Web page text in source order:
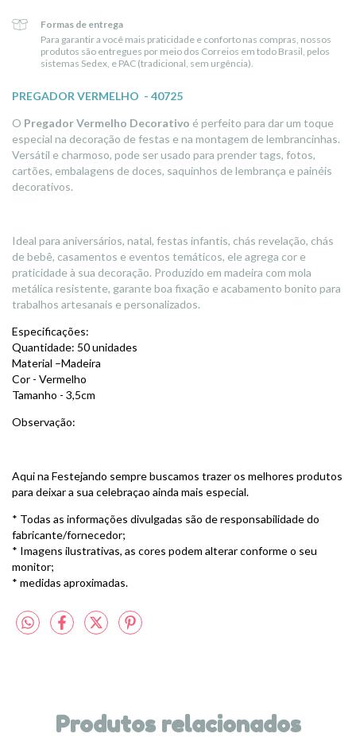
Formas de entrega
Para garantir a você mais praticidade e conforto nas compras, nossos
produtos são entregues por meio dos Correios em todo Brasil, pelos
sistemas Sedex, e PAC (tradicional, sem urgência).
PREGADOR VERMELHO - 40725
O Pregador Vermelho Decorativo é perfeito para dar um toque
especial na decoração de festas e na montagem de lembrancinhas.
Versátil e charmoso, pode ser usado para prender tags, fotos,
cartões, embalagens de doces, saquinhos de lembrança e painéis
decorativos.
Ideal para aniversários, natal, festas infantis, chás revelação, chás
de bebê, casamentos e eventos temáticos, ele agrega cor e
praticidade à sua decoração. Produzido em madeira com mola
metálica resistente, garante boa fixação e acabamento bonito para
trabalhos artesanais e personalizados.
Especificações:
Quantidade: 50 unidades
Material –Madeira
Cor - Vermelho
Tamanho - 3,5cm
Observação:
Aqui na Festejando sempre buscamos trazer os melhores produtos
para deixar a sua celebraçao ainda mais especial.
* Todas as informações divulgadas são de responsabilidade do
fabricante/fornecedor;
* Imagens ilustrativas, as cores podem alterar conforme o seu
monitor;
* medidas aproximadas.
Produtos relacionados